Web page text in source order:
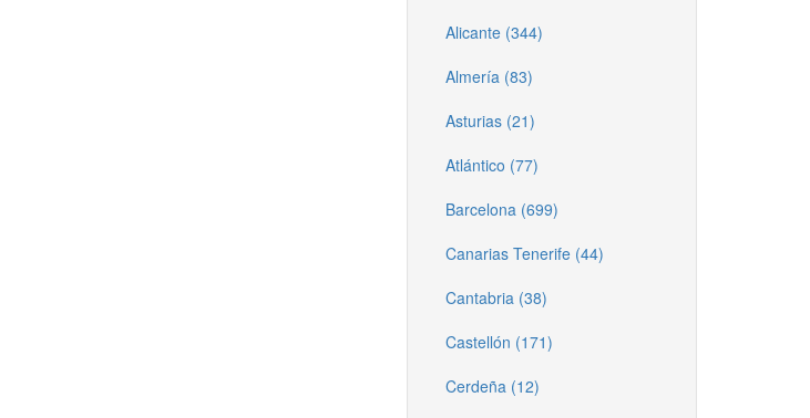
Alicante (344)
Almería (83)
Asturias (21)
Atlántico (77)
Barcelona (699)
Canarias Tenerife (44)
Cantabria (38)
Castellón (171)
Cerdeña (12)